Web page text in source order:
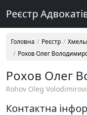
Реєстр
Головна Реєстр
Рохов Олег
Рохов Олег
Rohov Oleg
Контактна